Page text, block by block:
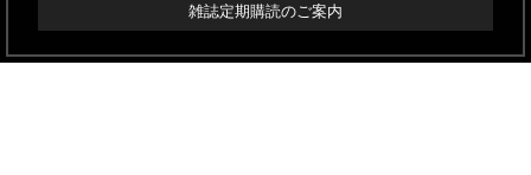
雑誌定期購読のご案内